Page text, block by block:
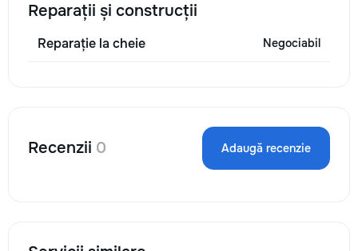
Reparații și construcții
Reparație la cheie Negociabil
Recenzii 0 Adaugă recenzie